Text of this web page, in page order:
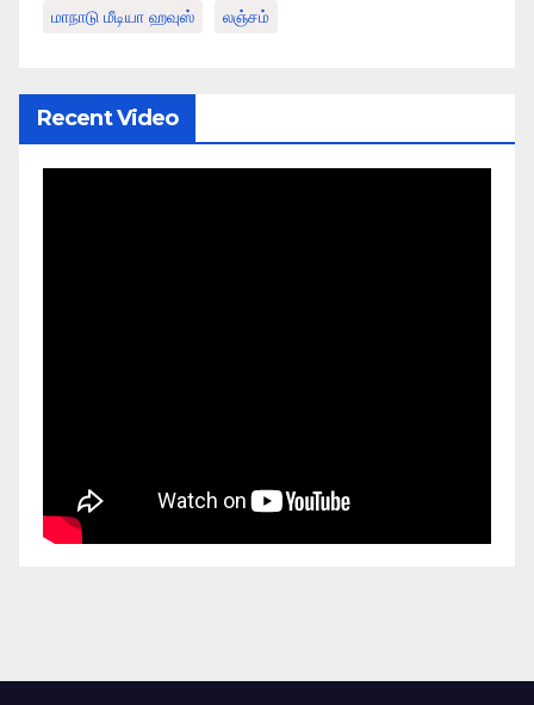
மாநாடு மீடியா ஹவுஸ் லஞ்சம்
Recent Video